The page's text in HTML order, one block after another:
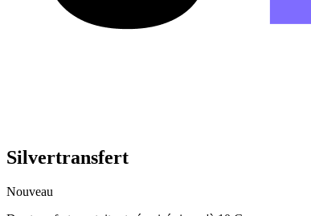
Silvertransfert
Nouveau